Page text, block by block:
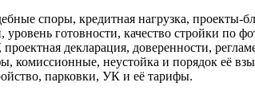
споры, кредитная нагрузка,
готовности, качество стройки по
декларация, доверенности,
комиссионные, неустойка и порядок её
парковки, УК и её тарифы.